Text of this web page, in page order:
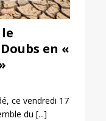
le
en «
ce vendredi 17
du [...]